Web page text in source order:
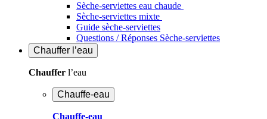
Sèche-serviettes eau chaude
Sèche-serviettes mixte
Guide sèche-serviettes
Questions / Réponses Sèche-serviettes
Chauffer l’eau
Chauffer l’eau
Chauffe-eau
Chauffe-eau